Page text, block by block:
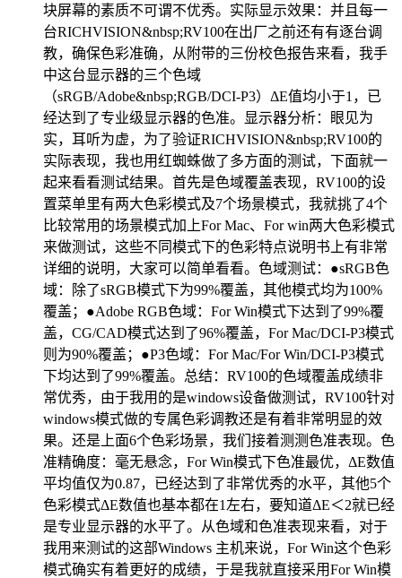
块屏幕的素质不可谓不优秀。实际显示效果：并且每一
台RICHVISION&nbsp;RV100在出厂之前还有有逐台调
教，确保色彩准确，从附带的三份校色报告来看，我手
中这台显示器的三个色域
（sRGB/Adobe&nbsp;RGB/DCI-P3）ΔE值均小于1，已
经达到了专业级显示器的色准。显示器分析：眼见为
实，耳听为虚，为了验证RICHVISION&nbsp;RV100的
实际表现，我也用红蜘蛛做了多方面的测试，下面就一
起来看看测试结果。首先是色域覆盖表现，RV100的设
置菜单里有两大色彩模式及7个场景模式，我就挑了4个
比较常用的场景模式加上For Mac、For win两大色彩模式
来做测试，这些不同模式下的色彩特点说明书上有非常
详细的说明，大家可以简单看看。色域测试：●sRGB色
域：除了sRGB模式下为99%覆盖，其他模式均为100%
覆盖；●Adobe RGB色域：For Win模式下达到了99%覆
盖，CG/CAD模式达到了96%覆盖，For Mac/DCI-P3模式
则为90%覆盖；●P3色域：For Mac/For Win/DCI-P3模式
下均达到了99%覆盖。总结：RV100的色域覆盖成绩非
常优秀，由于我用的是windows设备做测试，RV100针对
windows模式做的专属色彩调教还是有着非常明显的效
果。还是上面6个色彩场景，我们接着测测色准表现。色
准精确度：毫无悬念，For Win模式下色准最优，ΔE数值
平均值仅为0.87，已经达到了非常优秀的水平，其他5个
色彩模式ΔE数值也基本都在1左右，要知道ΔE＜2就已经
是专业显示器的水平了。从色域和色准表现来看，对于
我用来测试的这部Windows 主机来说，For Win这个色彩
模式确实有着更好的成绩，于是我就直接采用For Win模